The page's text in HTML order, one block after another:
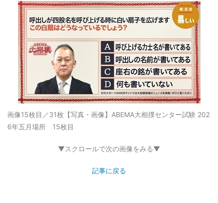
画像15枚目／31枚 【写真・画像】ABEMA大相撲センター試験 202
6年五月場所 15枚目
▼スクロールで次の画像をみる▼
記事に戻る